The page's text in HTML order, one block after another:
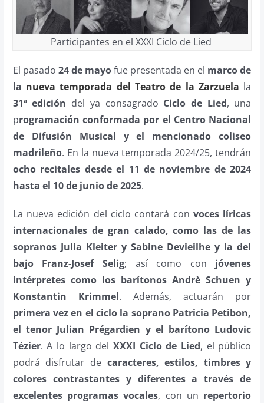
Participantes en el XXXI Ciclo de Lied
El pasado 24 de mayofue presentada en el marco de
la nueva temporada del Teatro de la Zarzuela la
31ª edición del ya consagrado Ciclo de Lied, una
programación conformada por el Centro Nacional
de Difusión Musical y el mencionado coliseo
madrileño. En la nueva temporada 2024/25, tendrán
ocho recitales desde el 11 de noviembre de 2024
hasta el 10 de junio de 2025.
La nueva edición del ciclo contará convoces líricas
internacionales de gran calado, como las de las
sopranos Julia Kleiter y Sabine Devieilhe y la del
bajo Franz-Josef Selig; así como con jóvenes
intérpretes como los barítonos Andrè Schuen y
Konstantin Krimmel. Además, actuarán por
primera vez en el ciclo la soprano Patricia Petibon,
el tenor Julian Prégardien y el barítono Ludovic
Tézier. A lo largo del XXXI Ciclo de Lied, el público
podrá disfrutar decaracteres, estilos, timbres y
colores contrastantes y diferentes a través de
excelentes programas vocales, con un repertorio